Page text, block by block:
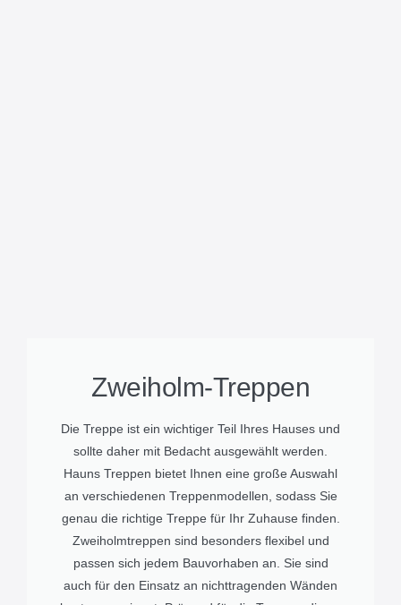
Zweiholm-Treppen
Die Treppe ist ein wichtiger Teil Ihres Hauses und
sollte daher mit Bedacht ausgewählt werden.
Hauns Treppen bietet Ihnen eine große Auswahl
an verschiedenen Treppenmodellen, sodass Sie
genau die richtige Treppe für Ihr Zuhause finden.
Zweiholmtreppen sind besonders flexibel und
passen sich jedem Bauvorhaben an. Sie sind
auch für den Einsatz an nichttragenden Wänden